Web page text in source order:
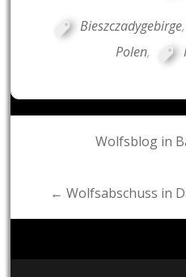
Bieszczadygebirge,
Polen,
Wolfsblog in
← Wolfsabschuss in